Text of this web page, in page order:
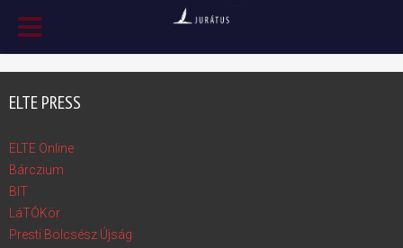
ELTE PRESS
ELTE Online
Bárczium
BIT
LáTÓKör
Presti Bölcsész Újság